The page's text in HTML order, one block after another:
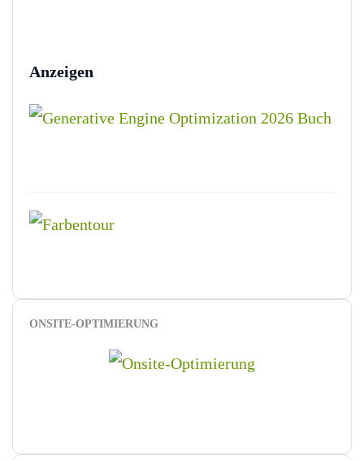
Anzeigen
ONSITE-OPTIMIERUNG